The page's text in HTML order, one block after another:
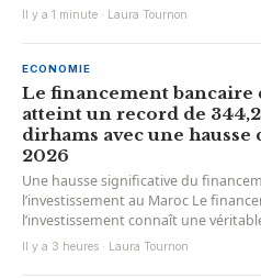
Il y a 1 minute · Laura Tournon
ECONOMIE
Le financement bancaire
atteint un record de
dirhams avec une hausse
2026
Une hausse significative du
l’investissement au Maroc Le
l’investissement connaît une
Il y a 3 heures · Laura Tournon